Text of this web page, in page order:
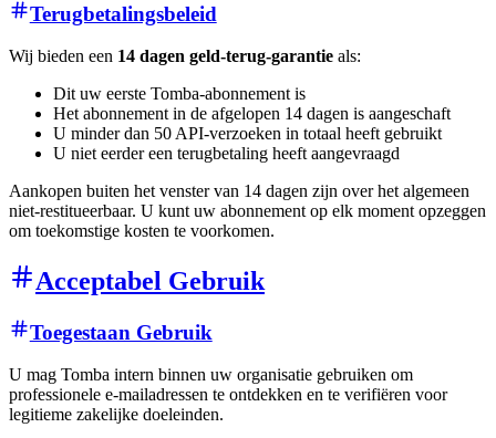
Terugbetalingsbeleid
Wij bieden een 14 dagen geld-terug-garantie als:
Dit uw eerste Tomba-abonnement is
Het abonnement in de afgelopen 14 dagen is aangeschaft
U minder dan 50 API-verzoeken in totaal heeft gebruikt
U niet eerder een terugbetaling heeft aangevraagd
Aankopen buiten het venster van 14 dagen zijn over het algemeen
niet-restitueerbaar. U kunt uw abonnement op elk moment opzeggen
om toekomstige kosten te voorkomen.
Acceptabel Gebruik
Toegestaan Gebruik
U mag Tomba intern binnen uw organisatie gebruiken om
professionele e-mailadressen te ontdekken en te verifiëren voor
legitieme zakelijke doeleinden.